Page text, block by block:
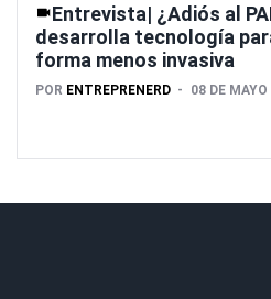
Entrevista| ¿Adiós al
desarrolla tecnología
forma menos invasiva
POR ENTREPRENERD 08 DE